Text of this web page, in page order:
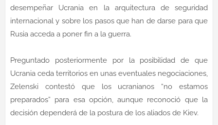
desempeñar Ucrania en la arquitectura de seguridad
internacional y sobre los pasos que han de darse para que
Rusia acceda a poner fin a la guerra.
Preguntado posteriormente por la posibilidad de que
Ucrania ceda territorios en unas eventuales negociaciones,
Zelenski contestó que los ucranianos “no estamos
preparados” para esa opción, aunque reconoció que la
decisión dependerá de la postura de los aliados de Kiev.